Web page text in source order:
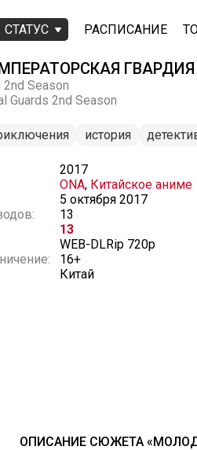
СТАТУС РАСПИСАНИЕ
ГВАРДИЯ
Season
Guards 2nd Season
история
2017
ONA, Китайское аниме
5 октября 2017
13
13
WEB-DLRip 720p
16+
Китай
ОПИСАНИЕ СЮЖЕТА